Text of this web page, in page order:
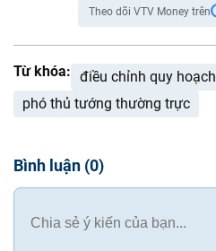
Theo dõi VTV Money trên
Từ khóa: điều chỉnh quy hoạch
phó thủ tướng thường trực
Bình luận (0)